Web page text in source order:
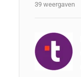
39 weergaven